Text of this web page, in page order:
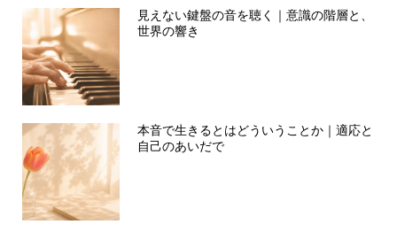
見えない鍵盤の音を聴く｜意識の階層と、
世界の響き
本音で生きるとはどういうことか｜適応と
自己のあいだで